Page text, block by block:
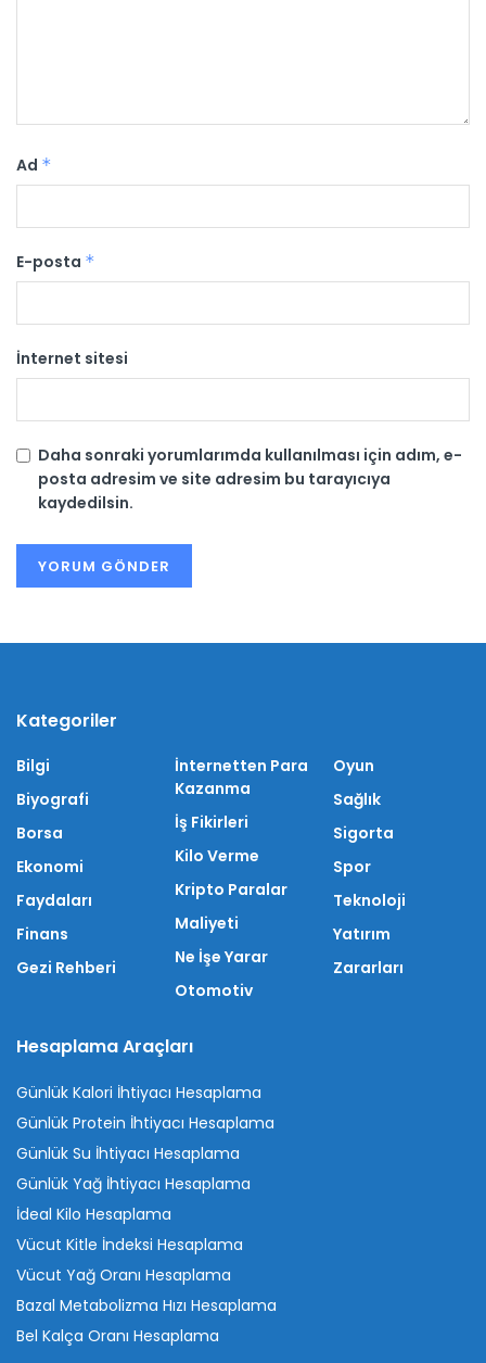
Ad *
E-posta *
İnternet sitesi
Daha sonraki yorumlarımda kullanılması için adım, e-
posta adresim ve site adresim bu tarayıcıya
kaydedilsin.
Kategoriler
Bilgi
Biyografi
Borsa
Ekonomi
Faydaları
Finans
Gezi Rehberi
İnternetten Para
Kazanma
İş Fikirleri
Kilo Verme
Kripto Paralar
Maliyeti
Ne İşe Yarar
Otomotiv
Oyun
Sağlık
Sigorta
Spor
Teknoloji
Yatırım
Zararları
Hesaplama Araçları
Günlük Kalori İhtiyacı Hesaplama
Günlük Protein İhtiyacı Hesaplama
Günlük Su İhtiyacı Hesaplama
Günlük Yağ İhtiyacı Hesaplama
İdeal Kilo Hesaplama
Vücut Kitle İndeksi Hesaplama
Vücut Yağ Oranı Hesaplama
Bazal Metabolizma Hızı Hesaplama
Bel Kalça Oranı Hesaplama